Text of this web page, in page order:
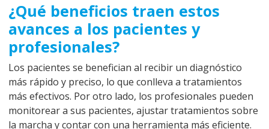
¿Qué beneficios traen estos
avances a los pacientes y
profesionales?
Los pacientes se benefician al recibir un diagnóstico
más rápido y preciso, lo que conlleva a tratamientos
más efectivos. Por otro lado, los profesionales pueden
monitorear a sus pacientes, ajustar tratamientos sobre
la marcha y contar con una herramienta más eficiente.